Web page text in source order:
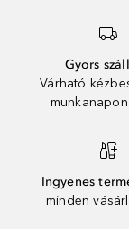
Gyors
Várható
munkanapon
Ingyenes
minden